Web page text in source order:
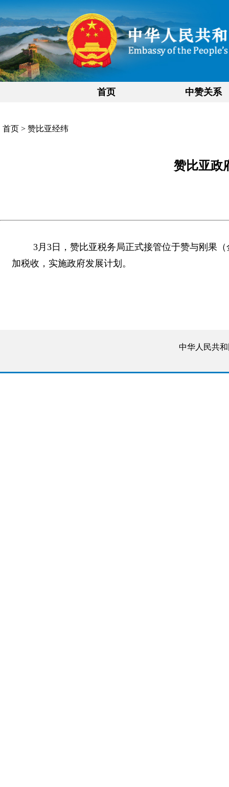
首页 中赞关系
首页 > 赞比亚经纬
赞比亚政
3月3日，赞比亚税务局正式接管位于赞与刚果
加税收，实施政府发展计划。
中华人民共